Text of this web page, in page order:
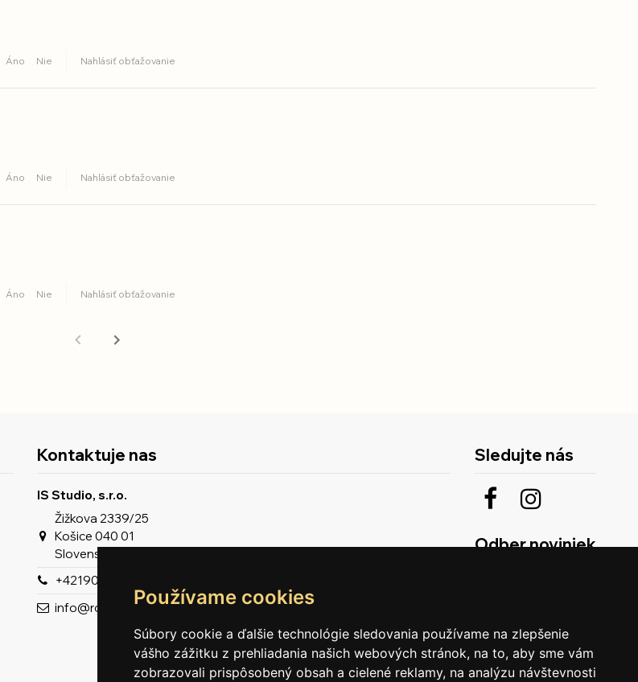
Používame cookies
Súbory cookie a ďalšie technológie sledovania používame na zlepšenie
vášho zážitku z prehliadania našich webových stránok, na to, aby sme vám
zobrazovali prispôsobený obsah a cielené reklamy, na analýzu návštevnosti
Áno Nie Nahlásiť obťažovanie
Áno Nie Nahlásiť obťažovanie
Áno Nie Nahlásiť obťažovanie
Kontaktuje nas
IS Studio, s.r.o.
Žižkova 2339/25
Košice 040 01
Slovenská republika
+421903963929
info@romeron.sk
Sledujte nás
Odber noviniek